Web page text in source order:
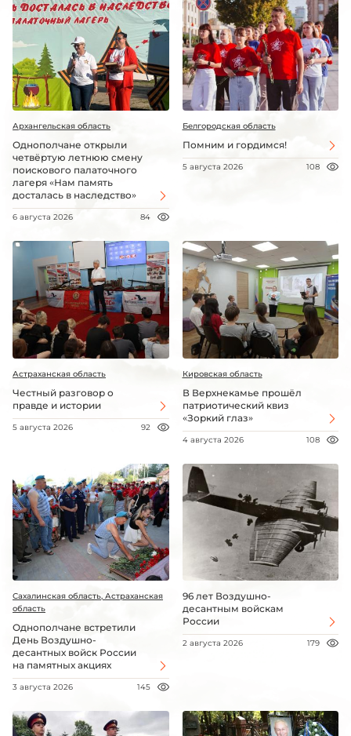
Архангельская область
Однополчане открыли
четвёртую летнюю смену
поискового палаточного
лагеря «Нам память
досталась в наследство»
6 августа 2026 84
Белгородская область
Помним и гордимся!
5 августа 2026 108
Астраханская область
Честный разговор о
правде и истории
5 августа 2026 92
Кировская область
В Верхнекамье прошёл
патриотический квиз
«Зоркий глаз»
4 августа 2026 108
Сахалинская область, Астраханская
область
Однополчане встретили
День Воздушно-
десантных войск России
на памятных акциях
3 августа 2026 145
96 лет Воздушно-
десантным войскам
России
2 августа 2026 179